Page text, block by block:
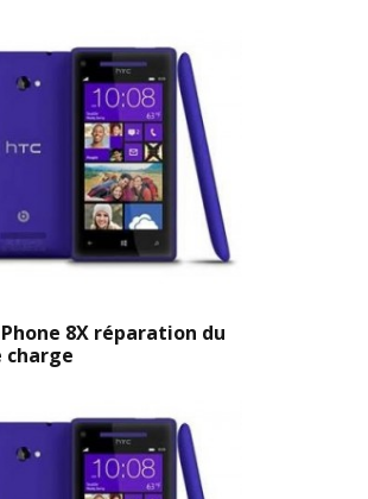
8X réparation du
charge